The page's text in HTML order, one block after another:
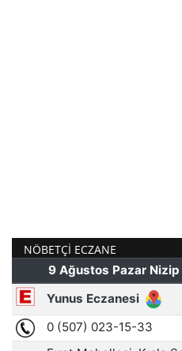
NÖBETÇI ECZANE